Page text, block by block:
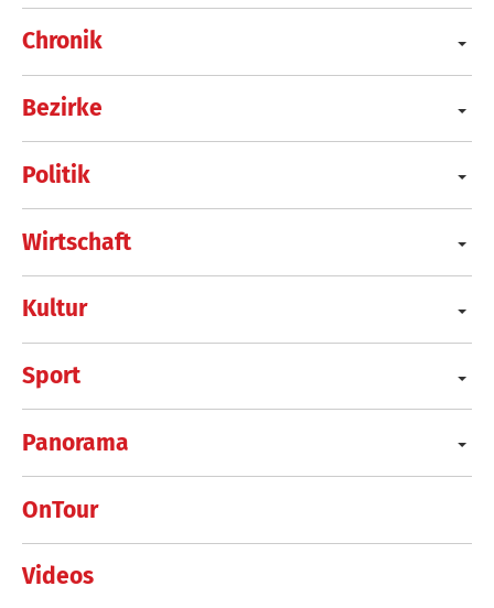
Chronik
Bezirke
Politik
Wirtschaft
Kultur
Sport
Panorama
OnTour
Videos